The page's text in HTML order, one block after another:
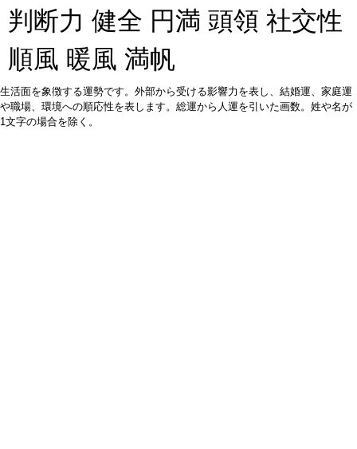
判断力 健全 円満 頭領 社交性
順風 暖風 満帆
生活面を象徴する運勢です。外部から受ける影響力を表し、結婚運、家庭運
や職場、環境への順応性を表します。総運から人運を引いた画数。姓や名が
1文字の場合を除く。